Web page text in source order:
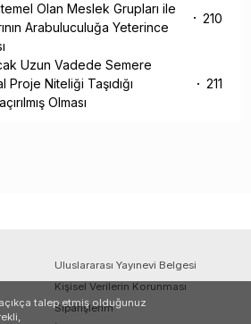
Olan Meslek Grupları ile
Arabuluculuğa Yeterince
210
Uzun Vadede Semere
Niteliği Taşıdığı
Olması
211
Uluslararası Yayınevi Belgesi
Kişisel Verilerin Korunması
Siparişlerim
talep etmiş olduğunuz